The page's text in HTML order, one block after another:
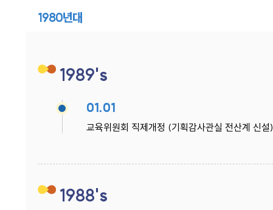
1980년대
1989's
01.01
교육위원회 직제개정 (기획감사관실 전산계 신설)
1988's